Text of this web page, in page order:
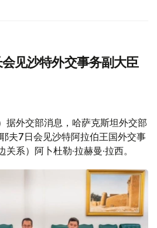
见沙特外交事务副大臣
据外交部消息，哈萨克斯坦外交部
夫7日会见沙特阿拉伯王国外交事
系）阿卜杜勒·拉赫曼·拉西。